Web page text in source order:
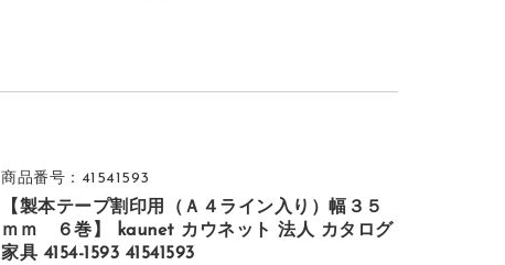
商品番号：41541593
【製本テープ割印用（Ａ４ライン入り）幅３５
ｍｍ ６巻】 kaunet カウネット 法人 カタログ
家具 4154-1593 41541593